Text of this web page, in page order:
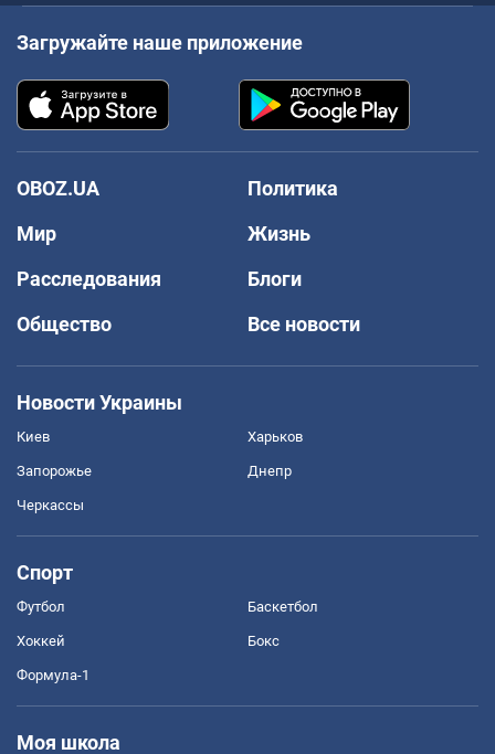
Загружайте наше приложение
OBOZ.UA
Политика
Мир
Жизнь
Расследования
Блоги
Общество
Все новости
Новости Украины
Киев Харьков
Запорожье Днепр
Черкассы
Спорт
Футбол Баскетбол
Хоккей Бокс
Формула-1
Моя школа